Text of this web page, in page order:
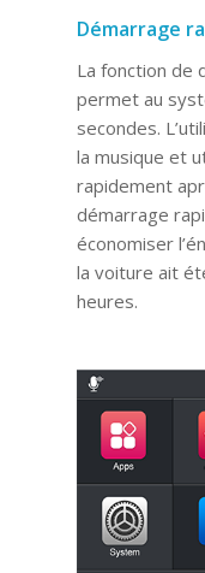
Démarrage
La fonction de
permet au
secondes.
la musique et
rapidement
démarrage
économiser
la voiture ait
heures.